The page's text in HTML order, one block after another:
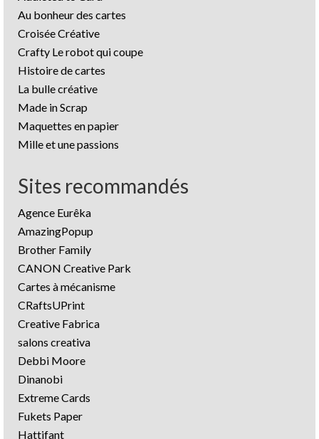
Au bonheur des cartes
Croisée Créative
Crafty Le robot qui coupe
Histoire de cartes
La bulle créative
Made in Scrap
Maquettes en papier
Mille et une passions
Sites recommandés
Agence Eurêka
AmazingPopup
Brother Family
CANON Creative Park
Cartes à mécanisme
CRaftsUPrint
Creative Fabrica
salons creativa
Debbi Moore
Dinanobi
Extreme Cards
Fukets Paper
Hattifant